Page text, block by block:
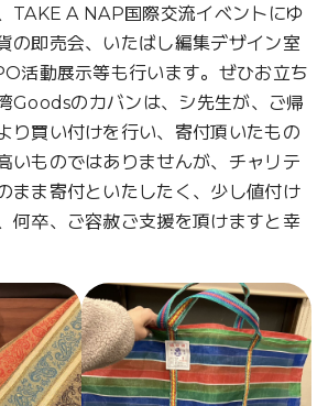
TAKE A NAP国際交流イベントにゆ
の即売会、いたばし編集デザイン室
活動展示等も行います。ぜひお立ち
Goodsのカバンは、シ先生が、ご帰
り買い付けを行い、寄付頂いたもの
いものではありませんが、チャリテ
まま寄付といたしたく、少し値付け
何卒、ご容赦ご支援を頂けますと幸